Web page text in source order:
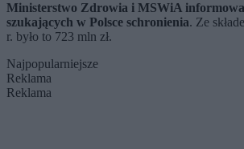
Ministerstwo Zdrowia i MSWiA
szukających w Polsce schronienia. Ze
r. było to 723 mln zł.
Najpopularniejsze
Reklama
Reklama